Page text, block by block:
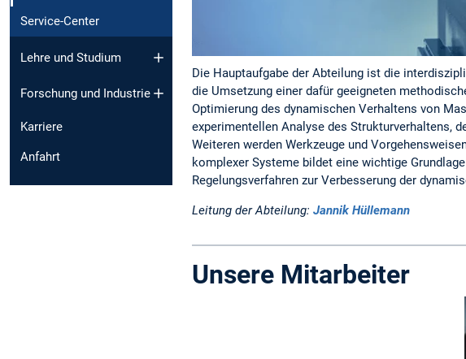
Service-Center
Lehre und Studium
Forschung und Industrie
Karriere
Anfahrt
Die Hauptaufgabe der Abteilung ist die
die Umsetzung einer dafür geeigneten
Optimierung des dynamischen Verhaltens von
experimentellen Analyse des Strukturverhaltens,
Weiteren werden Werkzeuge und
komplexer Systeme bildet eine wichtige
Regelungsverfahren zur Verbesserung der
Leitung der Abteilung: Jannik Hüllemann
Unsere Mitarbeiter